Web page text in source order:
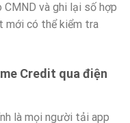
CMND và ghi lại số hợp
mới có thể kiểm tra
Credit qua điện
là mọi người tải app